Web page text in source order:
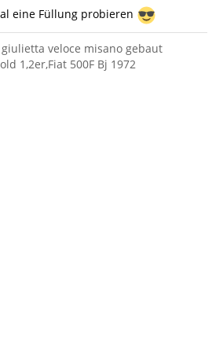
eine Füllung probieren
veloce misano gebaut
1,2er,Fiat 500F Bj 1972